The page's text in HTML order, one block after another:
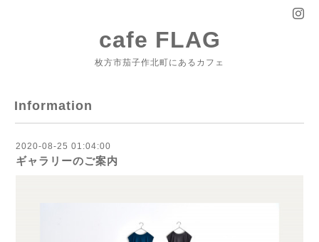
cafe FLAG
枚方市茄子作北町にあるカフェ
Information
2020-08-25 01:04:00
ギャラリーのご案内